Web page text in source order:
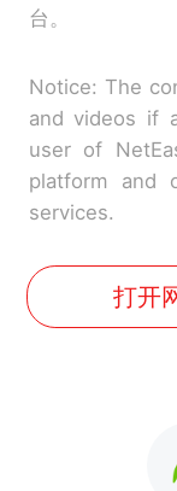
台。
Notice: The
and videos if
user of
platform and
services.
打开